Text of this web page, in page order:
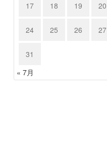
17 18 19 20
24 25 26 27
31
« 7月